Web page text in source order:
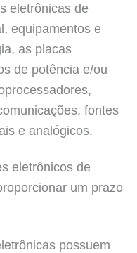
eletrônicas de
equipamentos e
as placas
de potência e/ou
fontes
e analógicos.
eletrônicos de
um prazo
possuem